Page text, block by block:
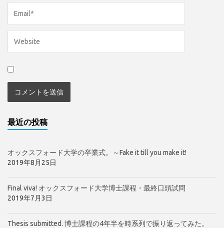
最近の投稿
オックスフォード大学の卒業式。～Fake it till you make it!
2019年8月25日
Final viva! オックスフォード大学博士課程・最終口頭試問
2019年7月3日
Thesis submitted. 博士課程の4年半を時系列で振り返ってみた。